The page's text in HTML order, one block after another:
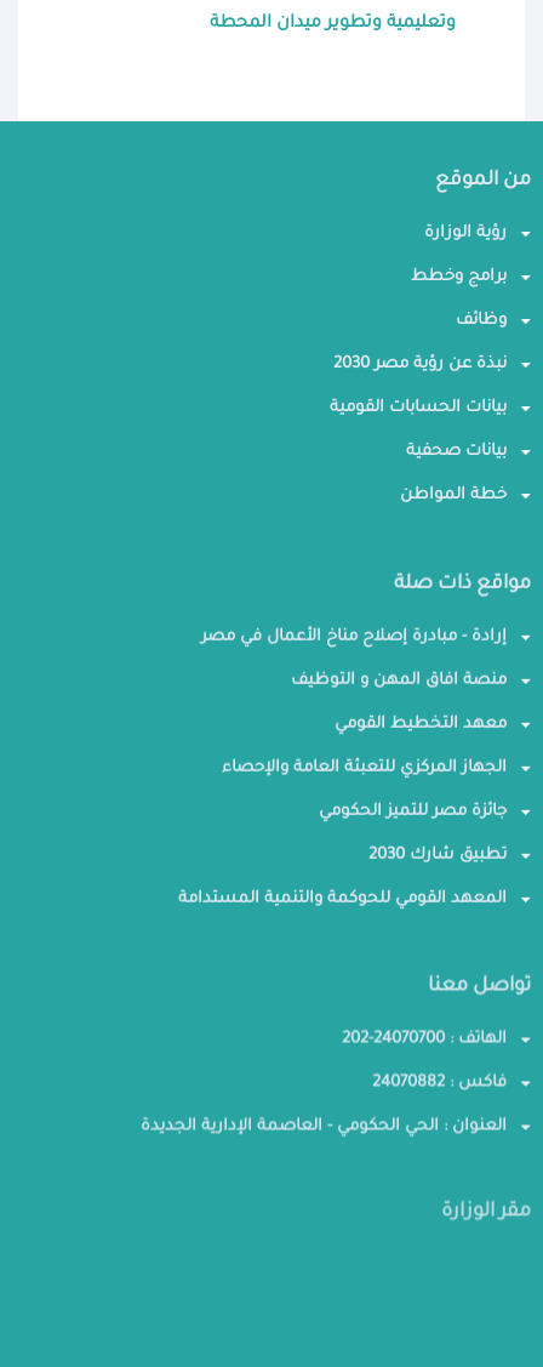
وتعليمية وتطوير ميدان المحطة
من الموقع
رؤية الوزارة
برامج وخطط
وظائف
نبذة عن رؤية مصر 2030
بيانات الحسابات القومية
بيانات صحفية
خطة المواطن
مواقع ذات صلة
إرادة - مبادرة إصلاح مناخ الأعمال في مصر
منصة افاق المهن و التوظيف
معهد التخطيط القومي
الجهاز المركزي للتعبئة العامة والإحصاء
جائزة مصر للتميز الحكومي
تطبيق شارك 2030
المعهد القومي للحوكمة والتنمية المستدامة
تواصل معنا
الهاتف : 24070700-202
فاكس : 24070882
العنوان : الحي الحكومي - العاصمة الإدارية الجديدة
مقر الوزارة